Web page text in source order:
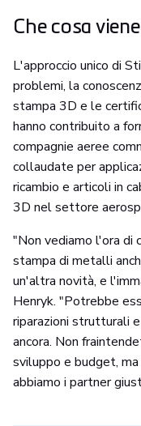
Che cosa
L'approccio unico di
problemi, la
stampa 3D e le
hanno contribuito a
compagnie aeree
collaudate per
ricambio e articoli in
3D nel settore
"Non vediamo l'ora di
stampa di metalli
un'altra novità, e
Henryk. "Potrebbe
riparazioni strutturali
ancora. Non
sviluppo e budget,
abbiamo i partner